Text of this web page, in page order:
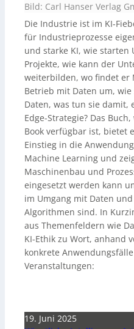
Bild: Carl Hanser Verlag
Die Industrie ist im KI-
für Industrieprozesse
und starke KI, wie starten
Projekte, wie kann der
weiterbilden, wo findet
Betrieb mit Daten um,
Daten, was tun sie damit,
Edge-Strategie? Das
Book verfügbar ist, bietet
Einstieg in die
Machine Learning und
Maschinenbau und
eingesetzt werden kann
im Umgang mit Daten
Algorithmen sind. In
aus Themenfeldern wie
KI-Ethik zu Wort, anhand
konkrete
Veranstaltungen:
19. Juni 2025